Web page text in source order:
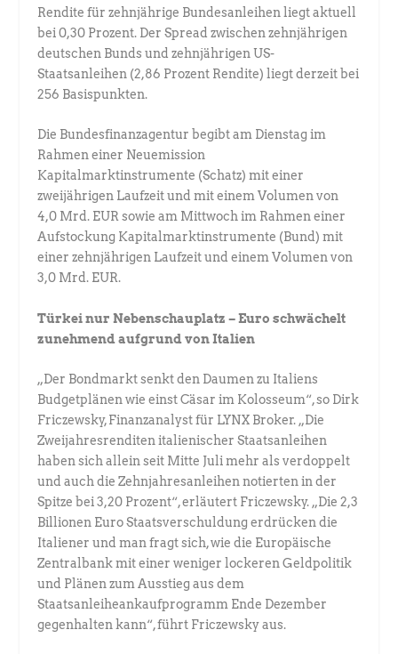
Rendite für zehnjährige Bundesanleihen liegt aktuell
bei 0,30 Prozent. Der Spread zwischen zehnjährigen
deutschen Bunds und zehnjährigen US-
Staatsanleihen (2,86 Prozent Rendite) liegt derzeit bei
256 Basispunkten.
Die Bundesfinanzagentur begibt am Dienstag im
Rahmen einer Neuemission
Kapitalmarktinstrumente (Schatz) mit einer
zweijährigen Laufzeit und mit einem Volumen von
4,0 Mrd. EUR sowie am Mittwoch im Rahmen einer
Aufstockung Kapitalmarktinstrumente (Bund) mit
einer zehnjährigen Laufzeit und einem Volumen von
3,0 Mrd. EUR.
Türkei nur Nebenschauplatz – Euro schwächelt
zunehmend aufgrund von Italien
„Der Bondmarkt senkt den Daumen zu Italiens
Budgetplänen wie einst Cäsar im Kolosseum“, so Dirk
Friczewsky, Finanzanalyst für LYNX Broker. „Die
Zweijahresrenditen italienischer Staatsanleihen
haben sich allein seit Mitte Juli mehr als verdoppelt
und auch die Zehnjahresanleihen notierten in der
Spitze bei 3,20 Prozent“, erläutert Friczewsky. „Die 2,3
Billionen Euro Staatsverschuldung erdrücken die
Italiener und man fragt sich, wie die Europäische
Zentralbank mit einer weniger lockeren Geldpolitik
und Plänen zum Ausstieg aus dem
Staatsanleiheankaufprogramm Ende Dezember
gegenhalten kann“, führt Friczewsky aus.